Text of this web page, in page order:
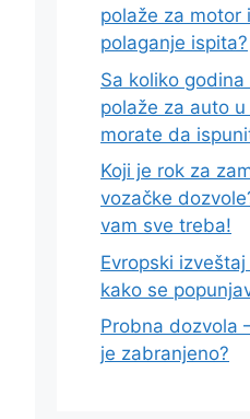
polaže za motor
polaganje ispita?
Sa koliko
polaže za auto
morate da
Koji je rok za
vozačke
vam sve treba!
Evropski
kako se
Probna dozvola
je zabranjeno?